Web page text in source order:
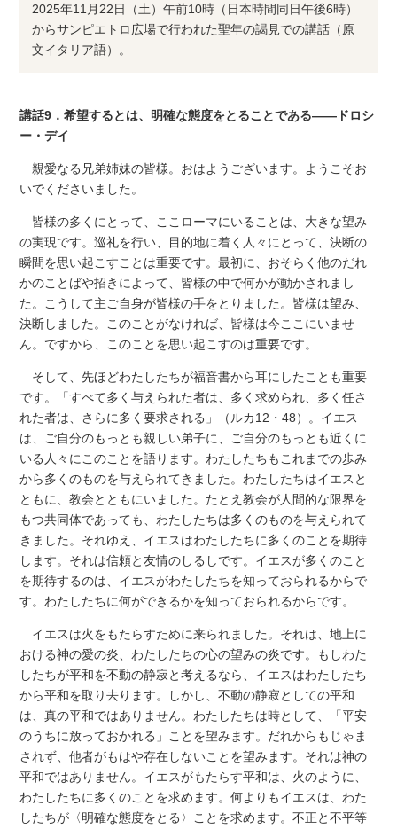
2025年11月22日（土）午前10時（日本時間同日午後6時）
からサンピエトロ広場で行われた聖年の謁見での講話（原
文イタリア語）。
講話9．希望するとは、明確な態度をとることである――ドロシ
ー・デイ
親愛なる兄弟姉妹の皆様。おはようございます。ようこそお
いでくださいました。
皆様の多くにとって、ここローマにいることは、大きな望み
の実現です。巡礼を行い、目的地に着く人々にとって、決断の
瞬間を思い起こすことは重要です。最初に、おそらく他のだれ
かのことばや招きによって、皆様の中で何かが動かされまし
た。こうして主ご自身が皆様の手をとりました。皆様は望み、
決断しました。このことがなければ、皆様は今ここにいませ
ん。ですから、このことを思い起こすのは重要です。
そして、先ほどわたしたちが福音書から耳にしたことも重要
です。「すべて多く与えられた者は、多く求められ、多く任さ
れた者は、さらに多く要求される」（ルカ12・48）。イエス
は、ご自分のもっとも親しい弟子に、ご自分のもっとも近くに
いる人々にこのことを語ります。わたしたちもこれまでの歩み
から多くのものを与えられてきました。わたしたちはイエスと
ともに、教会とともにいました。たとえ教会が人間的な限界を
もつ共同体であっても、わたしたちは多くのものを与えられて
きました。それゆえ、イエスはわたしたちに多くのことを期待
します。それは信頼と友情のしるしです。イエスが多くのこと
を期待するのは、イエスがわたしたちを知っておられるからで
す。わたしたちに何ができるかを知っておられるからです。
イエスは火をもたらすために来られました。それは、地上に
おける神の愛の炎、わたしたちの心の望みの炎です。もしわた
したちが平和を不動の静寂と考えるなら、イエスはわたしたち
から平和を取り去ります。しかし、不動の静寂としての平和
は、真の平和ではありません。わたしたちは時として、「平安
のうちに放っておかれる」ことを望みます。だれからもじゃま
されず、他者がもはや存在しないことを望みます。それは神の
平和ではありません。イエスがもたらす平和は、火のように、
わたしたちに多くのことを求めます。何よりもイエスは、わた
したちが〈明確な態度をとる〉ことを求めます。不正と不平等